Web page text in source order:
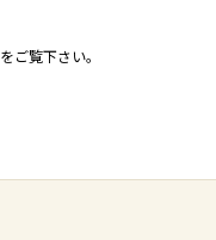
をご覧下さい。